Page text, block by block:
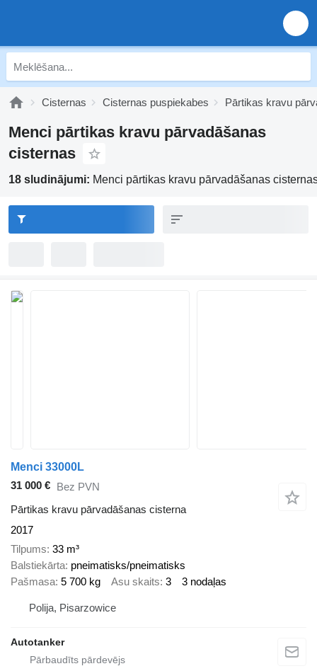
Cisternas Cisternas puspiekabes Pārtikas kravu
Menci pārtikas kravu pārvadāšanas
cisternas
18 sludinājumi: Menci pārtikas kravu pārvadāšanas
Menci 33000L
31 000 € Bez PVN
Pārtikas kravu pārvadāšanas cisterna
2017
Tilpums 33 m³
Balstiekārta pneimatisks/pneimatisks
Pašmasa 5 700 kg Asu skaits 3 3 nodaļas
Polija, Pisarzowice
Autotanker